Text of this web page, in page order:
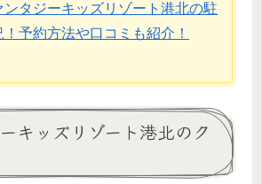
ンタジーキッズリゾート港北の駐
予約方法や口コミも紹介！
キッズリゾート港北のク